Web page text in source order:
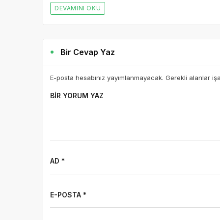
DEVAMINI OKU
Bir Cevap Yaz
E-posta hesabınız yayımlanmayacak. Gerekli alanlar
BIR YORUM YAZ
AD *
E-POSTA *